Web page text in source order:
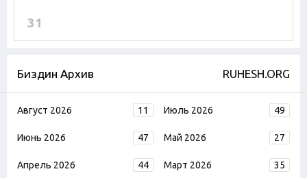
31
Биздин Архив RUHESH.ORG
Август 2026 11 Июль 2026 49
Июнь 2026 47 Май 2026 27
Апрель 2026 44 Март 2026 35